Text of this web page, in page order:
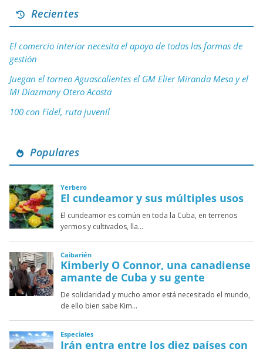
Recientes
El comercio interior necesita el apoyo de todas las formas de
gestión
Juegan el torneo Aguascalientes el GM Elier Miranda Mesa y el
MI Diazmany Otero Acosta
100 con Fidel, ruta juvenil
Populares